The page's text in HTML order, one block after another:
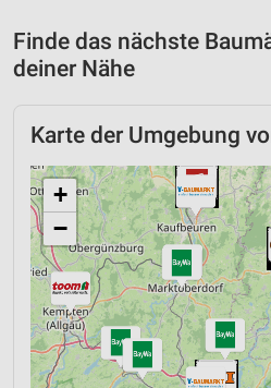
Finde das nächste
deiner Nähe
Karte der Umgebung
+
−